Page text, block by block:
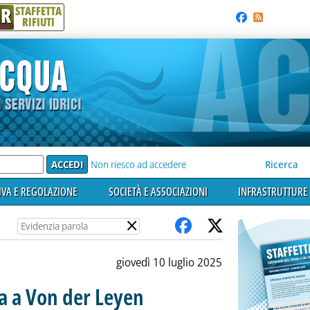
R STAFFETTA
RIFIUTI
Non riesco ad accedere Ricerca
E REGOLAZIONE SOCIETÀ E ASSOCIAZIONI
×
giovedì 10 luglio 2025
a Von der Leyen